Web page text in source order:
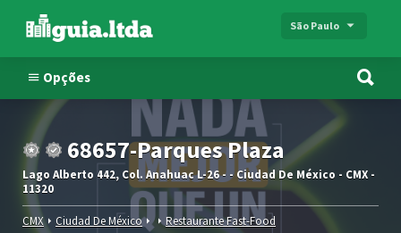
São Paulo
Opções
68657-Parques Plaza
Lago Alberto 442, Col. Anahuac L-26 - - Ciudad De México - CMX -
11320
CMX Ciudad De México Restaurante Fast-Food